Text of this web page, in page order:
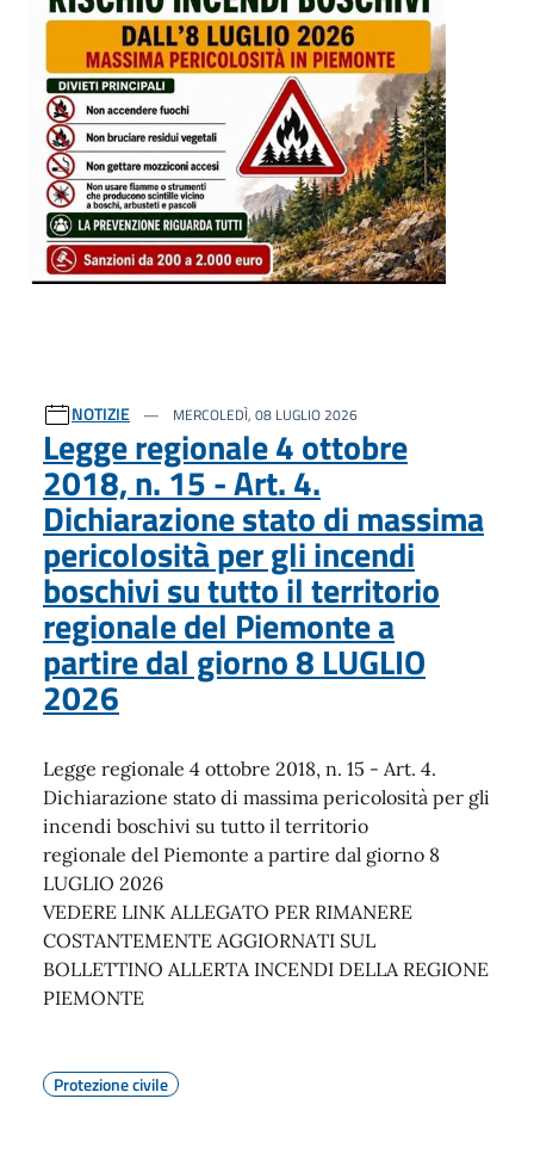
NOTIZIE MERCOLEDÌ, 08 LUGLIO 2026
Legge regionale 4 ottobre
2018, n. 15 - Art. 4.
Dichiarazione stato di massima
pericolosità per gli incendi
boschivi su tutto il territorio
regionale del Piemonte a
partire dal giorno 8 LUGLIO
2026
Legge regionale 4 ottobre 2018, n. 15 - Art. 4.
Dichiarazione stato di massima pericolosità per gli
incendi boschivi su tutto il territorio
regionale del Piemonte a partire dal giorno 8
LUGLIO 2026
VEDERE LINK ALLEGATO PER RIMANERE
COSTANTEMENTE AGGIORNATI SUL
BOLLETTINO ALLERTA INCENDI DELLA REGIONE
PIEMONTE
Protezione civile